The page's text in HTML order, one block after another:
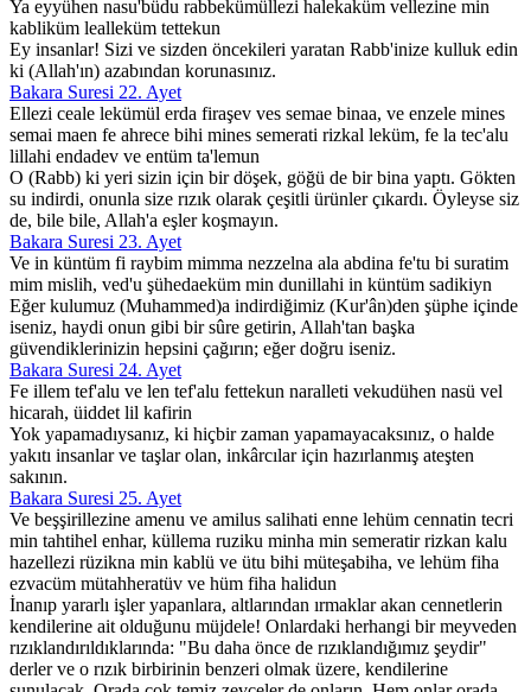
Ya eyyühen nasu'büdu rabbekümüllezi halekaküm vellezine min
kabliküm lealleküm tettekun
Ey insanlar! Sizi ve sizden öncekileri yaratan Rabb'inize kulluk edin
ki (Allah'ın) azabından korunasınız.
Bakara Suresi 22. Ayet
Ellezi ceale lekümül erda firaşev ves semae binaa, ve enzele mines
semai maen fe ahrece bihi mines semerati rizkal leküm, fe la tec'alu
lillahi endadev ve entüm ta'lemun
O (Rabb) ki yeri sizin için bir döşek, göğü de bir bina yaptı. Gökten
su indirdi, onunla size rızık olarak çeşitli ürünler çıkardı. Öyleyse siz
de, bile bile, Allah'a eşler koşmayın.
Bakara Suresi 23. Ayet
Ve in küntüm fi raybim mimma nezzelna ala abdina fe'tu bi suratim
mim mislih, ved'u şühedaeküm min dunillahi in küntüm sadikiyn
Eğer kulumuz (Muhammed)a indirdiğimiz (Kur'ân)den şüphe içinde
iseniz, haydi onun gibi bir sûre getirin, Allah'tan başka
güvendiklerinizin hepsini çağırın; eğer doğru iseniz.
Bakara Suresi 24. Ayet
Fe illem tef'alu ve len tef'alu fettekun naralleti vekudühen nasü vel
hicarah, üiddet lil kafirin
Yok yapamadıysanız, ki hiçbir zaman yapamayacaksınız, o halde
yakıtı insanlar ve taşlar olan, inkârcılar için hazırlanmış ateşten
sakının.
Bakara Suresi 25. Ayet
Ve beşşirillezine amenu ve amilus salihati enne lehüm cennatin tecri
min tahtihel enhar, küllema ruziku minha min semeratir rizkan kalu
hazellezi rüzikna min kablü ve ütu bihi müteşabiha, ve lehüm fiha
ezvacüm mütahheratüv ve hüm fiha halidun
İnanıp yararlı işler yapanlara, altlarından ırmaklar akan cennetlerin
kendilerine ait olduğunu müjdele! Onlardaki herhangi bir meyveden
rızıklandırıldıklarında: "Bu daha önce de rızıklandığımız şeydir"
derler ve o rızık birbirinin benzeri olmak üzere, kendilerine